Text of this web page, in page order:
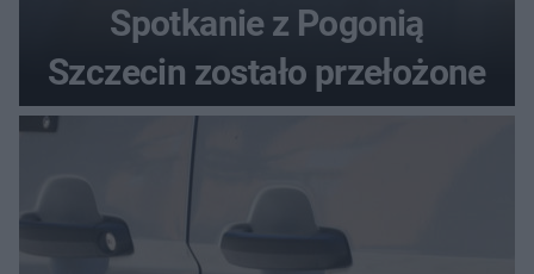
Spotkanie z Pogonią
Szczecin zostało przełożone